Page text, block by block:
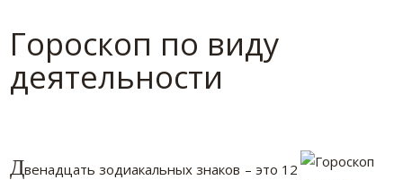
Гороскоп по виду
деятельности
Двенадцать зодиакальных знаков – это 12